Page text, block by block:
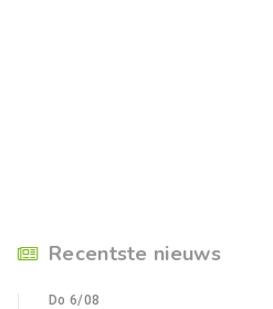
Recentste nieuws
Do 6/08